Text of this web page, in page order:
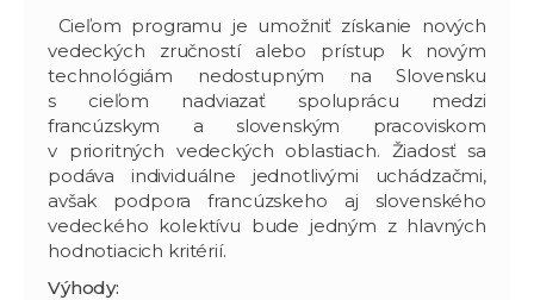
Cieľom programu je umožniť získanie nových
vedeckých zručností alebo prístup k novým
technológiám nedostupným na Slovensku
s cieľom nadviazať spoluprácu medzi
francúzskym a slovenským pracoviskom
v prioritných vedeckých oblastiach. Žiadosť sa
podáva individuálne jednotlivými uchádzačmi,
avšak podpora francúzskeho aj slovenského
vedeckého kolektívu bude jedným z hlavných
hodnotiacich kritérií.
Výhody: